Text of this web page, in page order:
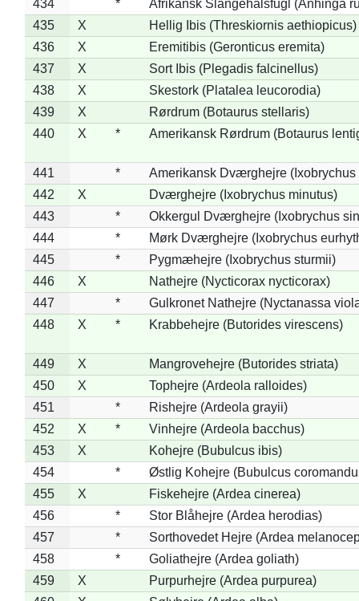
434
*
Afrikansk Slangehalsfugl (Anhinga
435
X
Hellig Ibis (Threskiornis aethiopicus)
436
X
Eremitibis (Geronticus eremita)
437
X
Sort Ibis (Plegadis falcinellus)
438
X
Skestork (Platalea leucorodia)
439
X
Rørdrum (Botaurus stellaris)
440
X * Amerikansk Rørdrum (Botaurus
441 *
Amerikansk Dværghejre (Ixobrychus
442
X
Dværghejre (Ixobrychus minutus)
443
*
Okkergul Dværghejre (Ixobrychus
444
*
Mørk Dværghejre (Ixobrychus
445
*
Pygmæhejre (Ixobrychus sturmii)
446
X
Nathejre (Nycticorax nycticorax)
447
*
Gulkronet Nathejre (Nyctanassa
448
X * Krabbehejre (Butorides virescens)
449 X
Mangrovehejre (Butorides striata)
450
X
Tophejre (Ardeola ralloides)
451
*
Rishejre (Ardeola grayii)
452
X *
Vinhejre (Ardeola bacchus)
453
X
Kohejre (Bubulcus ibis)
454
*
Østlig Kohejre (Bubulcus
455
X
Fiskehejre (Ardea cinerea)
456
*
Stor Blåhejre (Ardea herodias)
457
*
Sorthovedet Hejre (Ardea
458
*
Goliathejre (Ardea goliath)
459
X
Purpurhejre (Ardea purpurea)